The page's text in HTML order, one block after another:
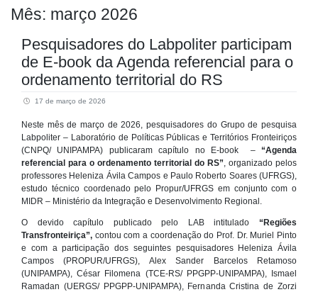
Mês: março 2026
Pesquisadores do Labpoliter participam
de E-book da Agenda referencial para o
ordenamento territorial do RS
17 de março de 2026
Neste mês de março de 2026, pesquisadores do Grupo de pesquisa
Labpoliter – Laboratório de Políticas Públicas e Territórios Fronteiriços
(CNPQ/ UNIPAMPA) publicaram capítulo no E-book – “Agenda
referencial para o ordenamento territorial do RS” , organizado pelos
professores Heleniza Ávila Campos e Paulo Roberto Soares (UFRGS),
estudo técnico coordenado pelo Propur/UFRGS em conjunto com o
MIDR – Ministério da Integração e Desenvolvimento Regional.
O devido capítulo publicado pelo LAB intitulado “Regiões
Transfronteiriça”, contou com a coordenação do Prof. Dr. Muriel Pinto
e com a participação dos seguintes pesquisadores Heleniza Ávila
Campos (PROPUR/UFRGS), Alex Sander Barcelos Retamoso
(UNIPAMPA), César Filomena (TCE-RS/ PPGPP-UNIPAMPA), Ismael
Ramadan (UERGS/ PPGPP-UNIPAMPA), Fernanda Cristina de Zorzi